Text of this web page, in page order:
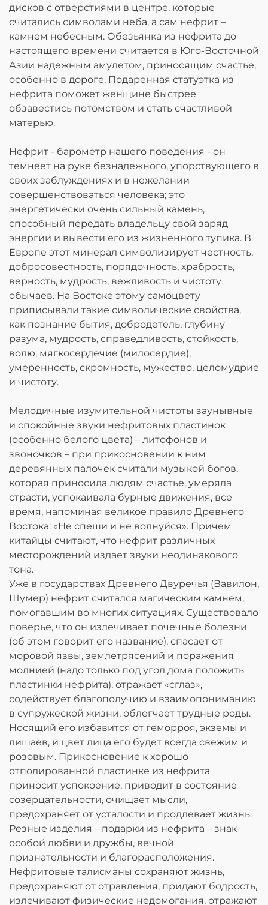
дисков с отверстиями в центре, которые
считались символами неба, а сам нефрит –
камнем небесным. Обезьянка из нефрита до
настоящего времени считается в Юго-Восточной
Азии надежным амулетом, приносящим счастье,
особенно в дороге. Подаренная статуэтка из
нефрита поможет женщине быстрее
обзавестись потомством и стать счастливой
матерью.
Нефрит - барометр нашего поведения - он
темнеет на руке безнадежного, упорствующего в
своих заблуждениях и в нежелании
совершенствоваться человека; это
энергетически очень сильный камень,
способный передать владельцу свой заряд
энергии и вывести его из жизненного тупика. В
Европе этот минерал символизирует честность,
добросовестность, порядочность, храбрость,
верность, мудрость, вежливость и чистоту
обычаев. На Востоке этому самоцвету
приписывали такие символические свойства,
как познание бытия, добродетель, глубину
разума, мудрость, справедливость, стойкость,
волю, мягкосердечие (милосердие),
умеренность, скромность, мужество, целомудрие
и чистоту.
Мелодичные изумительной чистоты заунывные
и спокойные звуки нефритовых пластинок
(особенно белого цвета) – литофонов и
звоночков – при прикосновении к ним
деревянных палочек считали музыкой богов,
которая приносила людям счастье, умеряла
страсти, успокаивала бурные движения, все
время, напоминая великое правило Древнего
Востока: «Не спеши и не волнуйся». Причем
китайцы считают, что нефрит различных
месторождений издает звуки неодинакового
тона.
Уже в государствах Древнего Двуречья (Вавилон,
Шумер) нефрит считался магическим камнем,
помогавшим во многих ситуациях. Существовало
поверье, что он излечивает почечные болезни
(об этом говорит его название), спасает от
моровой язвы, землетрясений и поражения
молнией (надо только под угол дома положить
пластинки нефрита), отражает «сглаз»,
содействует благополучию и взаимопониманию
в супружеской жизни, облегчает трудные роды.
Носящий его избавится от геморроя, экземы и
лишаев, и цвет лица его будет всегда свежим и
розовым. Прикосновение к хорошо
отполированной пластинке из нефрита
приносит успокоение, приводит в состояние
созерцательности, очищает мысли,
предохраняет от усталости и продлевает жизнь.
Резные изделия – подарки из нефрита – знак
особой любви и дружбы, вечной
признательности и благорасположения.
Нефритовые талисманы сохраняют жизнь,
предохраняют от отравления, придают бодрость,
излечивают физические недомогания, отражают